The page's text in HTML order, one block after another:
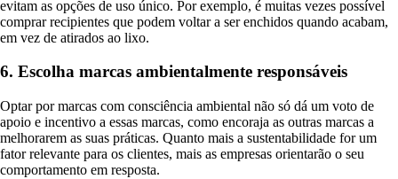
evitam as opções de uso único. Por exemplo, é muitas vezes possível
comprar recipientes que podem voltar a ser enchidos quando acabam,
em vez de atirados ao lixo.
6. Escolha marcas ambientalmente responsáveis
Optar por marcas com consciência ambiental não só dá um voto de
apoio e incentivo a essas marcas, como encoraja as outras marcas a
melhorarem as suas práticas. Quanto mais a sustentabilidade for um
fator relevante para os clientes, mais as empresas orientarão o seu
comportamento em resposta.